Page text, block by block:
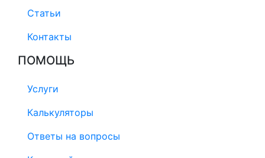
Статьи
Контакты
ПОМОЩЬ
Услуги
Калькуляторы
Ответы на вопросы